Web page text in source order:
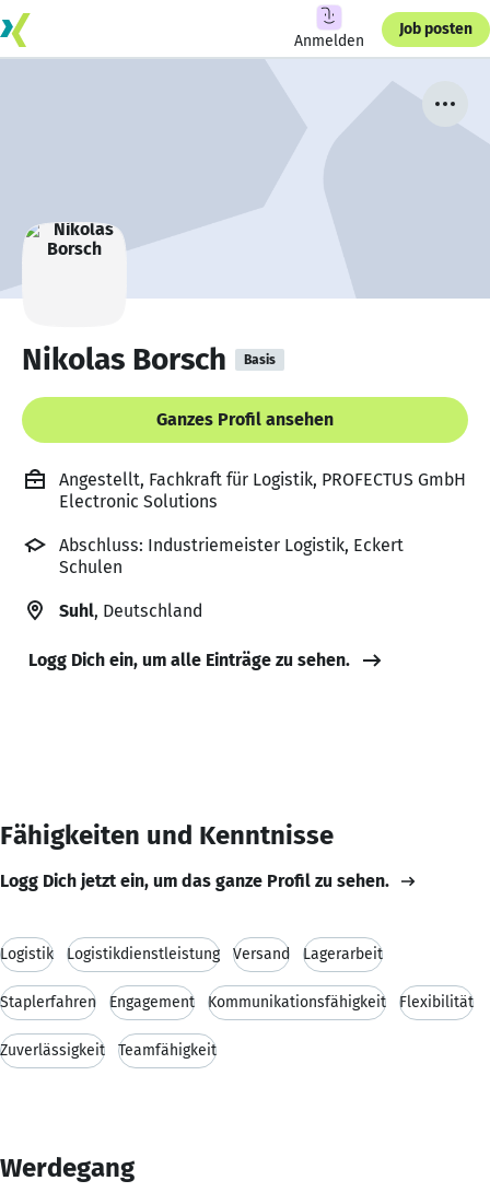
Anmelden
Job posten
Nikolas Borsch Basis
Ganzes Profil ansehen
Angestellt, Fachkraft für Logistik, PROFECTUS GmbH
Electronic Solutions
Abschluss: Industriemeister Logistik, Eckert
Schulen
Suhl, Deutschland
Logg Dich ein, um alle Einträge zu sehen.
Fähigkeiten und Kenntnisse
Logg Dich jetzt ein, um das ganze Profil zu sehen.
Logistik Logistikdienstleistung Versand Lagerarbeit
Staplerfahren Engagement Kommunikationsfähigkeit Flexibilität
Zuverlässigkeit Teamfähigkeit
Werdegang